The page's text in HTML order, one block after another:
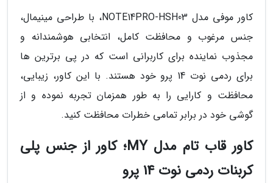
کاور موفی مدل NOTE14PRO-HSH03، با طراحی مینیمال،
جنس مرغوب و محافظت کامل، انتخابی هوشمندانه و
مجذوب نماینده برای کاربرانی است که در پی برترین ها
برای ردمی نوت 14 پرو خود هستند. با این کاور، زیبایی،
محافظت و کارایی را به طور همزمان تجربه نموده و از
گوشی خود در برابر تمامی خطرات محافظت کنید.
کاور قاب تام مدل MY؛ کاور از جنس پلی
کربنات ردمی نوت 14 پرو